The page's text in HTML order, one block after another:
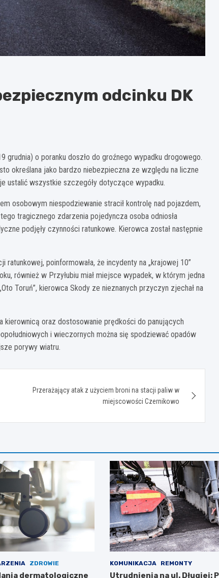
odcinku DK
grudnia) o poranku doszło do groźnego wypadku drogowego.
określana jako bardzo niebezpieczna ze względu na liczne
ustalić wszystkie szczegóły dotyczące wypadku.
osobowym niespodziewanie stracił kontrolę nad pojazdem,
tragicznego zdarzenia pojedyncza osoba odniosła
podjęły czynności ratunkowe. Kierowca został następnie
ratunkowej, poinformowała, że incydenty na „krajowej 10”
również w Przyłubiu miał miejsce wypadek, w którym jedna
Toruń”, kierowca Skody ze nieznanych przyczyn zjechał na
oraz dostosowanie prędkości do panujących
i wieczornych można się spodziewać opadów
porywy wiatru.
Przerażający atak z użyciem broni na stacji paliw w
miejscowości Czernikowo
ZDROWIE
dermatologiczne
KOMUNIKACJA REMONTY
Utrudnienia na ul. Długiej: